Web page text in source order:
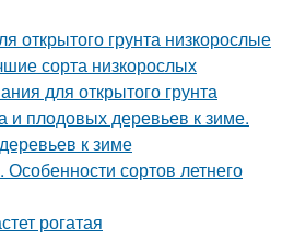
открытого грунта низкорослые
сорта низкорослых
для открытого грунта
и плодовых деревьев к зиме.
к зиме
сортов летнего
рогатая